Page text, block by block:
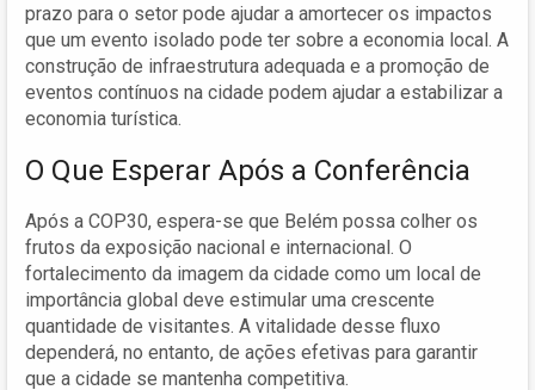
prazo para o setor pode ajudar a amortecer os impactos
que um evento isolado pode ter sobre a economia local. A
construção de infraestrutura adequada e a promoção de
eventos contínuos na cidade podem ajudar a estabilizar a
economia turística.
O Que Esperar Após a Conferência
Após a COP30, espera-se que Belém possa colher os
frutos da exposição nacional e internacional. O
fortalecimento da imagem da cidade como um local de
importância global deve estimular uma crescente
quantidade de visitantes. A vitalidade desse fluxo
dependerá, no entanto, de ações efetivas para garantir
que a cidade se mantenha competitiva.